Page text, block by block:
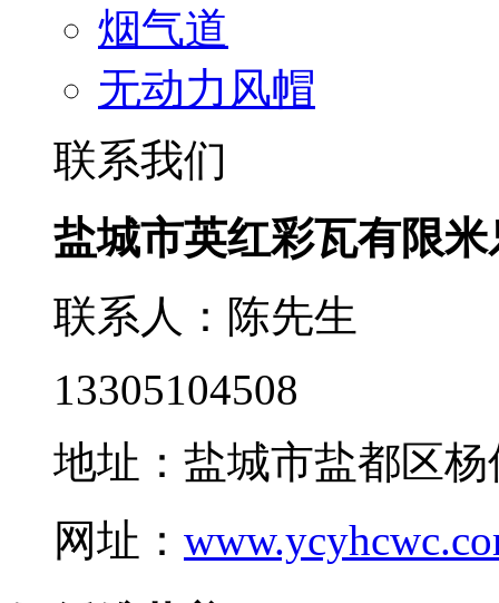
烟气道
无动力风帽
联系我们
盐城市英红彩瓦有限
联系人：陈先生
13305104508
地址：盐城市盐都区
网址：